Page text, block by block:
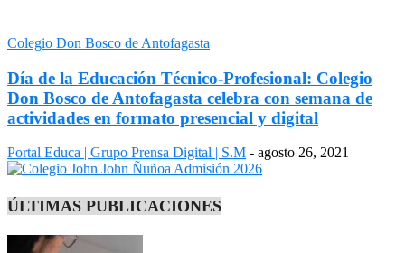
Colegio Don Bosco de Antofagasta
Día de la Educación Técnico-Profesional: Colegio
Don Bosco de Antofagasta celebra con semana de
actividades en formato presencial y digital
Portal Educa | Grupo Prensa Digital | S.M - agosto 26, 2021
ÚLTIMAS PUBLICACIONES